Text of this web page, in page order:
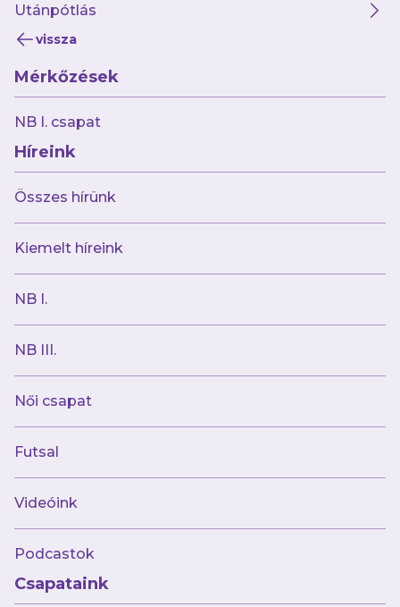
Utánpótlás
vissza
Mérkőzések
NB I. csapat
Híreink
Összes hírünk
Kiemelt híreink
NB I.
NB III.
Női csapat
Futsal
Videóink
Podcastok
Csapataink
Klubunk és a középpályás hétfőn közös
megegyezéssel szerződést bontott, így a
Az Újpest FC köszöni Luis Jakobi munkáját, és
sok sikert kíván neki.